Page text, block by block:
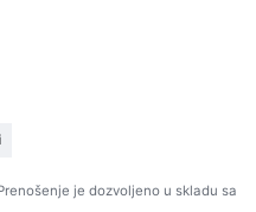
je dozvoljeno u skladu sa